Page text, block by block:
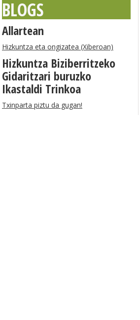
BLOGS
Allartean
Hizkuntza eta ongizatea (Xiberoan)
Hizkuntza Biziberritzeko
Gidaritzari buruzko
Ikastaldi Trinkoa
Txinparta piztu da gugan!